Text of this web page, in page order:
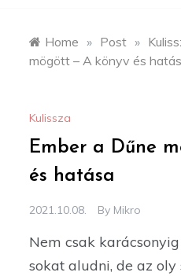
Home » Post »
mögött – A könyv és
Kulissza
Ember a Dűne
és hatása
2021.10.08. By Mikro
Nem csak
sokat aludni, de az